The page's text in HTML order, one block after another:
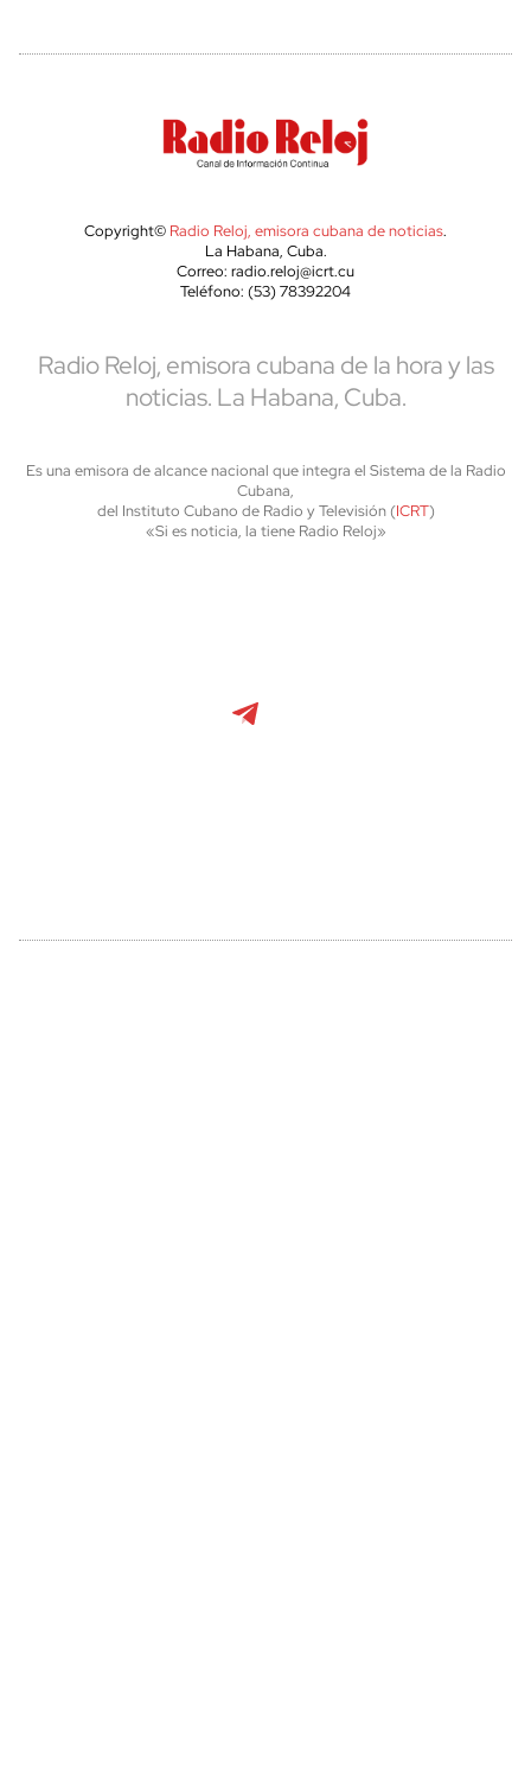
Copyright© Radio Reloj, emisora cubana de noticias.
La Habana, Cuba.
Correo: radio.reloj@icrt.cu
Teléfono: (53) 78392204
Radio Reloj, emisora cubana de la hora y las
noticias. La Habana, Cuba.
Es una emisora de alcance nacional que integra el Sistema de la Radio
Cubana,
del Instituto Cubano de Radio y Televisión (ICRT)
«Si es noticia, la tiene Radio Reloj»